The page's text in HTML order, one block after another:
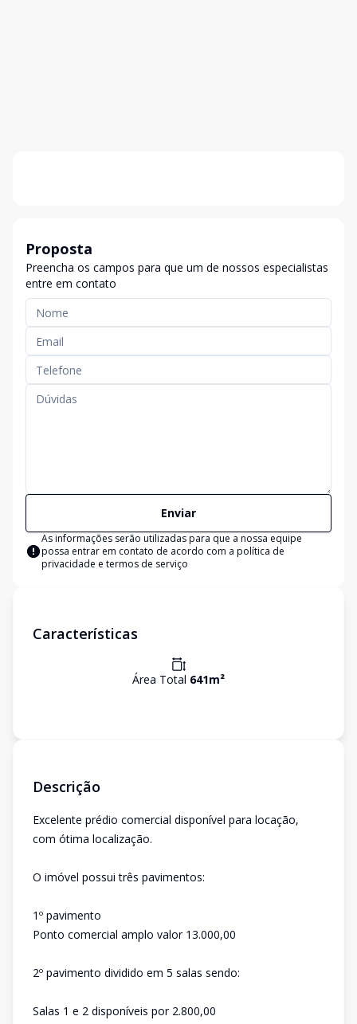
Proposta
Preencha os campos para que um de nossos especialistas
entre em contato
Enviar
As informações serão utilizadas para que a nossa equipe
possa entrar em contato de acordo com a política de
privacidade e termos de serviço
Características
Área Total 641m²
Descrição
Excelente prédio comercial disponível para locação,
com ótima localização.
O imóvel possui três pavimentos:
1º pavimento
Ponto comercial amplo valor 13.000,00
2º pavimento dividido em 5 salas sendo:
Salas 1 e 2 disponíveis por 2.800,00